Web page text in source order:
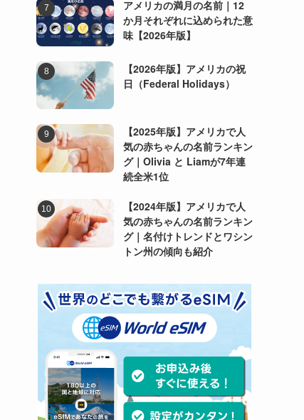
アメリカの満月の名前｜12
か月それぞれに込められた意
味【2026年版】
【2026年版】アメリカの祝
日（Federal Holidays）
【2025年版】アメリカで人
気の赤ちゃんの名前ランキン
グ｜Olivia と Liamが7年連
続全米1位
【2024年版】アメリカで人
気の赤ちゃんの名前ランキン
グ｜名付けトレンドとワシン
トン州の傾向も紹介